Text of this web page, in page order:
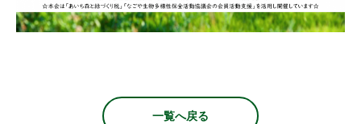
一覧へ戻る